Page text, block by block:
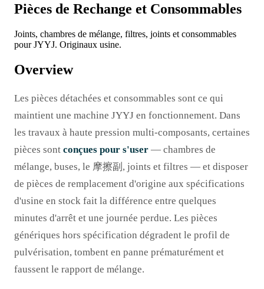
Pièces de Rechange et Consommables
Joints, chambres de mélange, filtres, joints et consommables
pour JYYJ. Originaux usine.
Overview
Les pièces détachées et consommables sont ce qui
maintient une machine JYYJ en fonctionnement. Dans
les travaux à haute pression multi-composants, certaines
pièces sont conçues pour s'user — chambres de
mélange, buses, le 摩擦副, joints et filtres — et disposer
de pièces de remplacement d'origine aux spécifications
d'usine en stock fait la différence entre quelques
minutes d'arrêt et une journée perdue. Les pièces
génériques hors spécification dégradent le profil de
pulvérisation, tombent en panne prématurément et
faussent le rapport de mélange.